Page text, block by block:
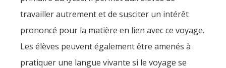
travailler autrement et de susciter un intérêt
prononcé pour la matière en lien avec ce voyage.
Les élèves peuvent également être amenés à
pratiquer une langue vivante si le voyage se